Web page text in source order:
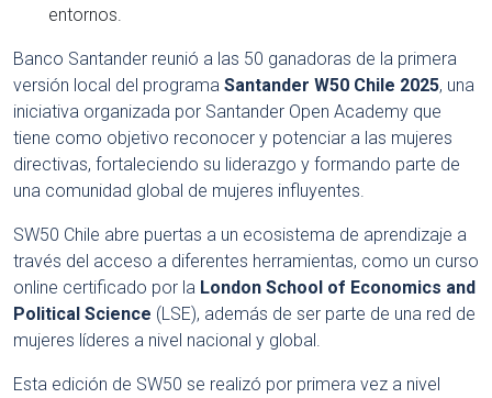
entornos.
Banco Santander reunió a las 50 ganadoras de la primera
versión local del programa Santander W50 Chile 2025, una
iniciativa organizada por Santander Open Academy que
tiene como objetivo reconocer y potenciar a las mujeres
directivas, fortaleciendo su liderazgo y formando parte de
una comunidad global de mujeres influyentes.
SW50 Chile abre puertas a un ecosistema de aprendizaje a
través del acceso a diferentes herramientas, como un curso
online certificado por la London School of Economics and
Political Science (LSE), además de ser parte de una red de
mujeres líderes a nivel nacional y global.
Esta edición de SW50 se realizó por primera vez a nivel